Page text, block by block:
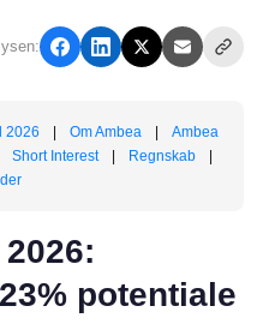
2026 Om Ambea
Ambea
Short Interest Regnskab
potentiale